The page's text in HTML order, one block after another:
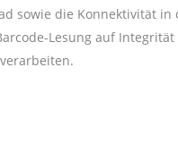
sowie die Konnektivität in
Lesung auf